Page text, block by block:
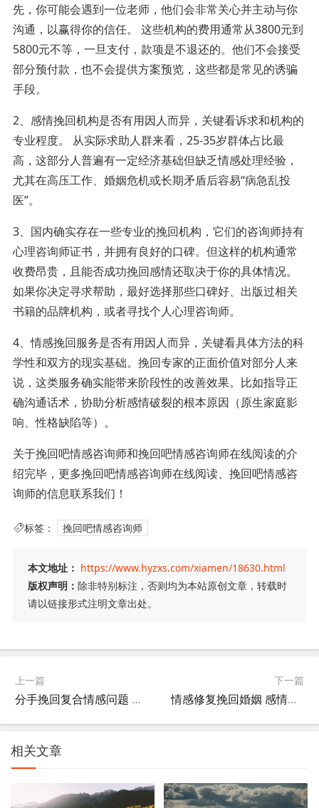
先，你可能会遇到一位老师，他们会非常关心并主动与你
沟通，以赢得你的信任。 这些机构的费用通常从3800元到
5800元不等，一旦支付，款项是不退还的。他们不会接受
部分预付款，也不会提供方案预览，这些都是常见的诱骗
手段。
2、感情挽回机构是否有用因人而异，关键看诉求和机构的
专业程度。 从实际求助人群来看，25-35岁群体占比最
高，这部分人普遍有一定经济基础但缺乏情感处理经验，
尤其在高压工作、婚姻危机或长期矛盾后容易“病急乱投
医”。
3、国内确实存在一些专业的挽回机构，它们的咨询师持有
心理咨询师证书，并拥有良好的口碑。但这样的机构通常
收费昂贵，且能否成功挽回感情还取决于你的具体情况。
如果你决定寻求帮助，最好选择那些口碑好、出版过相关
书籍的品牌机构，或者寻找个人心理咨询师。
4、情感挽回服务是否有用因人而异，关键看具体方法的科
学性和双方的现实基础。挽回专家的正面价值对部分人来
说，这类服务确实能带来阶段性的改善效果。比如指导正
确沟通话术，协助分析感情破裂的根本原因（原生家庭影
响、性格缺陷等）。
关于挽回吧情感咨询师和挽回吧情感咨询师在线阅读的介
绍完毕，更多挽回吧情感咨询师在线阅读、挽回吧情感咨
询师的信息联系我们！
标签： 挽回吧情感咨询师
本文地址： https://www.hyzxs.com/xiamen/18630.html
版权声明： 除非特别标注，否则均为本站原创文章，转载时
请以链接形式注明文章出处。
上一篇
分手挽回复合情感问题 分手挽回聊天话术
下一篇
情感修复挽回婚姻 感情修复与挽回自我提升
相关文章